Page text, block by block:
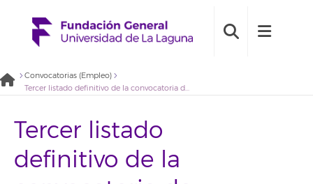
Convocatorias (Empleo)
Tercer listado definitivo de la convocatoria de constitución de una bolsa de empleo de la Fundación General de la Universidad de La Laguna de personal técnico con perfil en Psicología – 2021BDE061
Tercer listado
definitivo de la